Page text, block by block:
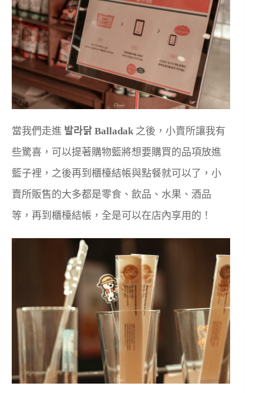
當我們走進 발라닭 Balladak 之後，小賣所讓我有
些驚喜，可以提著購物籃將想要購買的品項放進
籃子裡，之後再到櫃檯結帳與點餐就可以了，小
賣所販售的大多都是零食、飲品、水果、酒品
等，再到櫃檯結帳，全是可以在店內享用的！